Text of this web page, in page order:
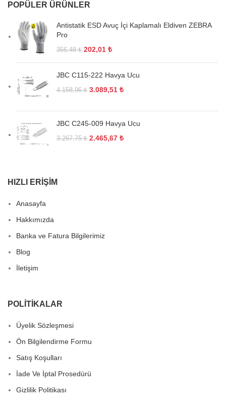
POPÜLER ÜRÜNLER
Antistatik ESD Avuç İçi Kaplamalı Eldiven ZEBRA
Pro
356,48₺ 202,01 ₺
JBC C115-222 Havya Ucu
4.158,96₺ 3.089,51 ₺
JBC C245-009 Havya Ucu
3.267,75₺ 2.465,67 ₺
HIZLI ERIŞIM
Anasayfa
Hakkımızda
Banka ve Fatura Bilgilerimiz
Blog
İletişim
POLITIKALAR
Üyelik Sözleşmesi
Ön Bilgilendirme Formu
Satış Koşulları
İade Ve İptal Prosedürü
Gizlilik Politikası